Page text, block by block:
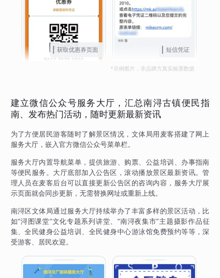
获取优惠券页面 短信凭证
*示例图片，非品牌方真实验票数据
建立微信公众号服务大厅，汇总南浔古镇便民指
南、发布热门活动，随时更新最新资讯
为了方便居民游客随时了解景区情况，文体局用麦客搭建了网上
服务大厅，嵌入官方微信公众号菜单栏。
服务大厅内置导航菜单，提供旅游、购票、公益培训、办事指南
等便民服务。大厅底部加入公告区，滚动播放景区最新资讯。管
理人员在麦客后台可以直接更新公告区的咨询内容，服务大厅展
示页面就会同步更新，无需替换网址或重新上线。
南浔区文体局通过服务大厅持续举办了丰富多样的景区活动，比
如“浔图课堂”文化专题系列讲堂、“南浔夜集市”主题摄影作品征
集、全民健身公益培训、全民健身中心游泳馆免费预约等等，深
受游客、居民欢迎。